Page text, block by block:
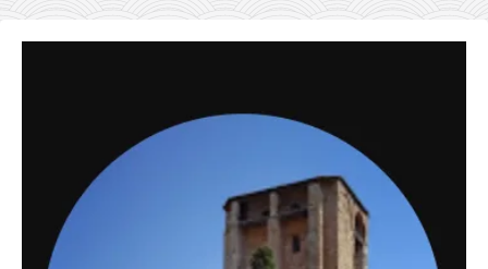
ishranom do zdravlja
Svetlopis
zakonopravilo